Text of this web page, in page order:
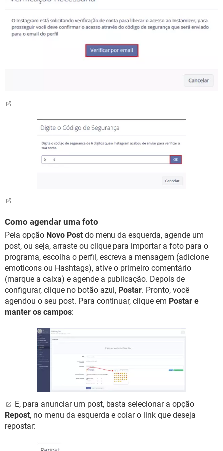
Como agendar uma foto
Pela opção Novo Post do menu da esquerda, agende um
post, ou seja, arraste ou clique para importar a foto para o
programa, escolha o perfil, escreva a mensagem (adicione
emoticons ou Hashtags), ative o primeiro comentário
(marque a caixa) e agende a publicação. Depois de
configurar, clique no botão azul, Postar. Pronto, você
agendou o seu post. Para continuar, clique em Postar e
manter os campos:
E, para anunciar um post, basta selecionar a opção
Repost, no menu da esquerda e colar o link que deseja
repostar: